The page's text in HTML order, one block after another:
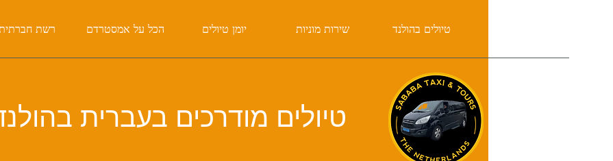
טיולים בהולנד שירות מוניות יומן טיולים הכל על אמסטרדם רשת
טיולים מודרכים בעברית